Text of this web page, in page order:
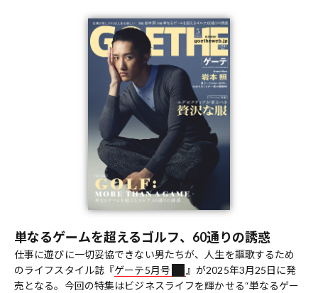
単なるゲームを超えるゴルフ、60通りの誘惑
仕事に遊びに一切妥協できない男たちが、人生を謳歌するため
のライフスタイル誌『ゲーテ5月号
』が2025年3月25日に発
売となる。今回の特集はビジネスライフを輝かせる“単なるゲー